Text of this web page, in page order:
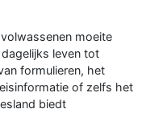
moeite
leven tot
formulieren, het
of zelfs het
biedt